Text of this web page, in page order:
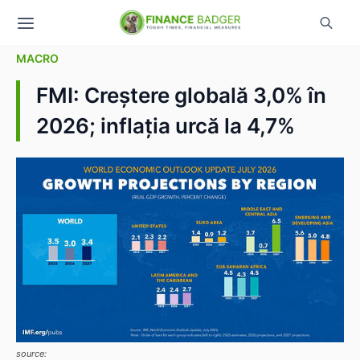
MACRO
FMI: Creștere globală 3,0% în
2026; inflația urcă la 4,7%
source: